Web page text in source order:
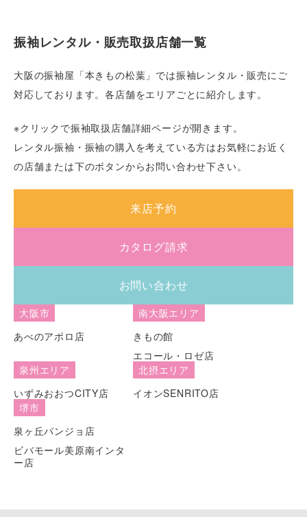
振袖レンタル・販売取扱店舗一覧
大阪の振袖屋「本きもの松葉」では振袖レンタル・販売にご
対応しております。各店舗をエリアごとに紹介します。
※クリックで振袖取扱店舗詳細ページが開きます。
レンタル振袖・振袖の購入を考えている方はお気軽にお近く
の店舗または下のボタンからお問い合わせ下さい。
来店予約
カタログ請求
お問い合わせ
大阪市
あべのアポロ店
南大阪エリア
きもの館
エコール・ロゼ店
泉州エリア
いずみおおつCITY店
北摂エリア
イオンSENRITO店
堺市
泉ヶ丘パンジョ店
ビバモール美原南インタ
ー店